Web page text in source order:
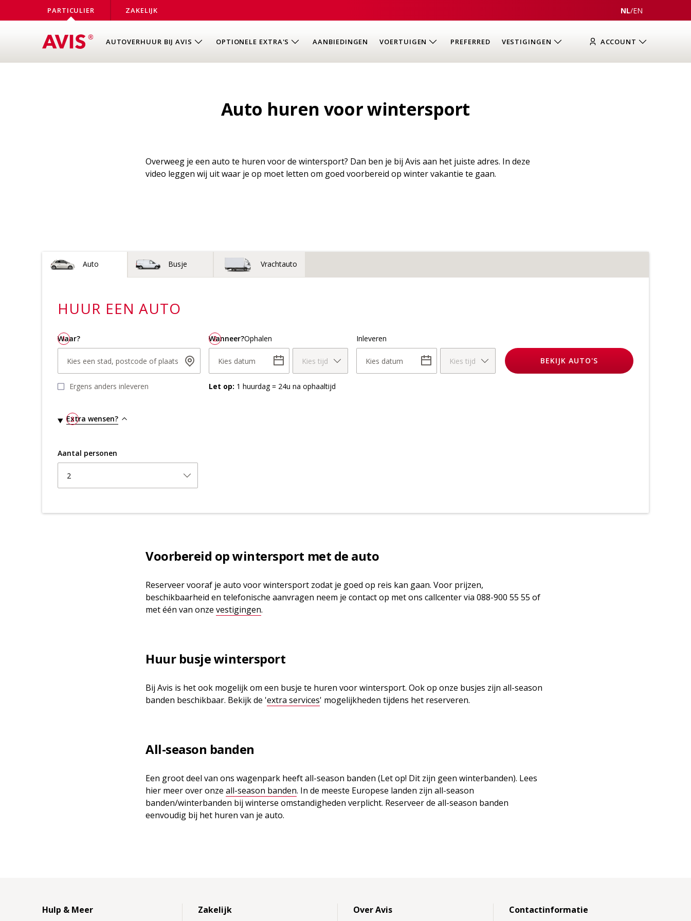
PARTICULIER ZAKELIJK NL/EN
AUTOVERHUUR BIJ AVIS OPTIONELE EXTRA'S AANBIEDINGEN VOERTUIGEN PREFERRED VESTIGINGEN ACCOUNT
Auto huren voor wintersport
Overweeg je een auto te huren voor de wintersport? Dan ben je bij Avis aan het juiste adres. In deze
video leggen wij uit waar je op moet letten om goed voorbereid op winter vakantie te gaan.
Voertuigtype
Auto Busje Vrachtauto
HUUR EENAUTO
1
Waar?
Kies een stad, postcode of plaats
Ergens anders inleveren
2
Wanneer?Ophalen
Kies datum Kies tijd
Let op: 1 huurdag = 24u na ophaaltijd
Inleveren
Kies datum Kies tijd
3
Extra wensen?
Aantal personen
2
BEKIJK AUTO'S
Voorbereid op wintersport met de auto
Reserveer vooraf je auto voor wintersport zodat je goed op reis kan gaan. Voor prijzen,
beschikbaarheid en telefonische aanvragen neem je contact op met ons callcenter via 088-900 55 55 of
met één van onze vestigingen.
Huur busje wintersport
Bij Avis is het ook mogelijk om een busje te huren voor wintersport. Ook op onze busjes zijn all-season
banden beschikbaar. Bekijk de 'extra services' mogelijkheden tijdens het reserveren.
All-season banden
Een groot deel van ons wagenpark heeft all-season banden (Let op! Dit zijn geen winterbanden). Lees
hier meer over onze all-season banden. In de meeste Europese landen zijn all-season
banden/winterbanden bij winterse omstandigheden verplicht. Reserveer de all-season banden
eenvoudig bij het huren van je auto.
Hulp & Meer Zakelijk Over Avis Contactinformatie